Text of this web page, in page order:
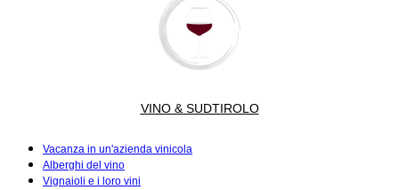
VINO & SUDTIROLO
Vacanza in un'azienda vinicola
Alberghi del vino
Vignaioli e i loro vini